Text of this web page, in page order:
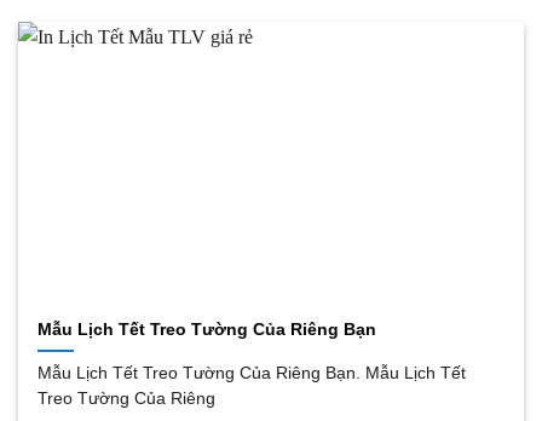
Mẫu Lịch Tết Treo Tường Của Riêng Bạn
Mẫu Lịch Tết Treo Tường Của Riêng Bạn. Mẫu Lịch Tết
Treo Tường Của Riêng